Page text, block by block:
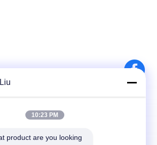
için bültenimize abone olun.
10:23 PM
product are you looking